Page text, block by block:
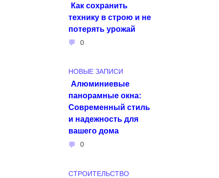
Как сохранить
технику в строю и не
потерять урожай
0
НОВЫЕ ЗАПИСИ
Алюминиевые
панорамные окна:
Современный стиль
и надежность для
вашего дома
0
СТРОИТЕЛЬСТВО